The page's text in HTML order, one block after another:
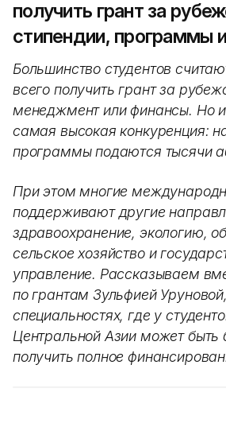
получить грант за
стипендии, программы
Большинство студентов
всего получить грант за
менеджмент или финансы. Но
самая высокая конкуренция:
программы подаются тысячи
При этом многие
поддерживают другие
здравоохранение, экологию,
сельское хозяйство и
управление. Рассказываем
по грантам Зульфией
специальностях, где у
Центральной Азии может
получить полное